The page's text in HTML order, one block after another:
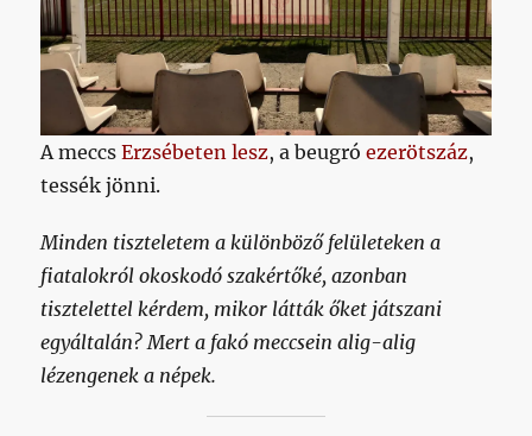
A meccsErzsébeten lesz, a beugróezerötszáz,
tessék jönni.
Minden tiszteletem a különböző felületeken a
fiatalokról okoskodó szakértőké, azonban
tisztelettel kérdem, mikor látták őket játszani
egyáltalán? Mert a fakó meccsein alig-alig
lézengenek a népek.